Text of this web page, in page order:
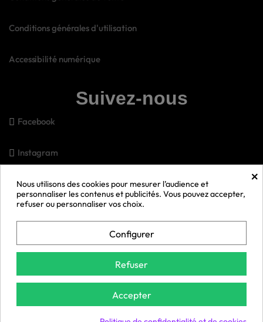
Conditions générales d'utilisation
Accessibilité numérique
Suivez-nous
Facebook
Instagram
Pinterest
Youtube
Exercer mon droit de rétractation
×
Nous utilisons des cookies pour mesurer l’audience et
personnaliser les contenus et publicités. Vous pouvez accepter,
refuser ou personnaliser vos choix.
Configurer
Refuser
Accepter